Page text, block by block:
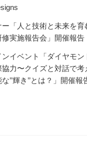
ー「人と技術と未来を育
修実施報告会」開催報告
ンイベント「ダイヤモン
力〜クイズと対話で考
’’輝き’’とは？」開催報